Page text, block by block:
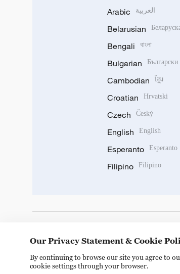
Arabic العربية
Belarusian
Bengali বাংলা
Bulgarian Български
Cambodian ខ្មែរ
Croatian Hrvatski
Czech Český
English English
Esperanto Esperanto
Filipino Filipino
Our Privacy Statement & Cookie
By continuing to browse our site you agree to
cookie settings through your browser.